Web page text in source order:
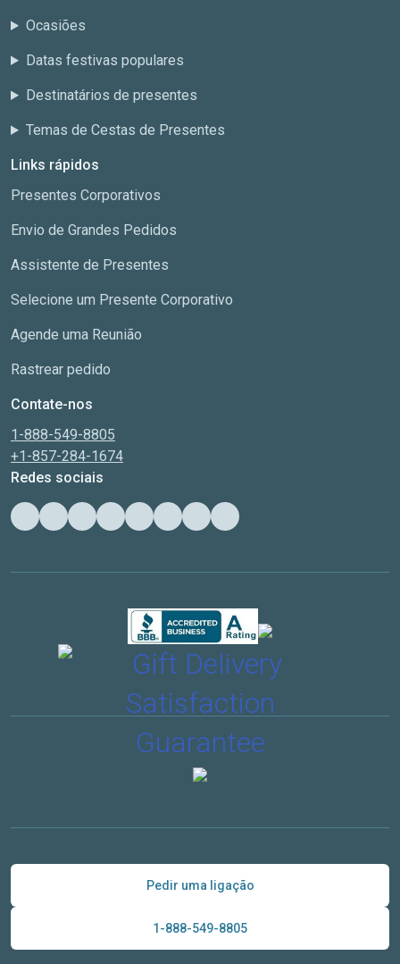
Ocasiões
Datas festivas populares
Destinatários de presentes
Temas de Cestas de Presentes
Links rápidos
Presentes Corporativos
Envio de Grandes Pedidos
Assistente de Presentes
Selecione um Presente Corporativo
Agende uma Reunião
Rastrear pedido
Contate-nos
1-888-549-8805
+1-857-284-1674
Redes sociais
Pedir uma ligação
1-888-549-8805